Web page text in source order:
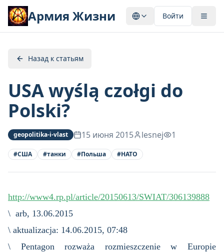
Армия Жизни Войти
Назад к статьям
USA wyślą czołgi do
Polski?
geopolitika-i-vlast 15 июня 2015 lesnej 1
#США #танки #Польша #НАТО
http://www4.rp.pl/article/20150613/SWIAT/306139888
\ arb, 13.06.2015
\ aktualizacja: 14.06.2015, 07:48
\ Pentagon rozważa rozmieszczenie w Europie